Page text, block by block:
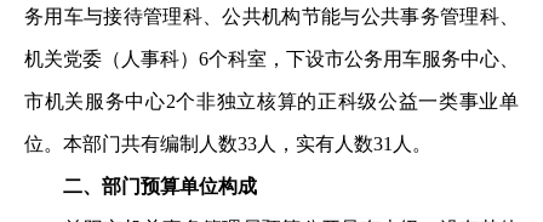
务用车与接待管理科、公共机构节能与公共事务管理科、
机关党委（人 事科）6个科室，下设市公务用车服务中心、
市机关服务中心2个非独立核算的正科级公益一类事业单
位。本部门共有编制人 数33人，实有人数31人。
二、部门预算单位构成